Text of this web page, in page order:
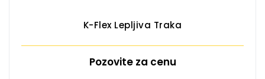
K-Flex Lepljiva Traka
Pozovite za cenu